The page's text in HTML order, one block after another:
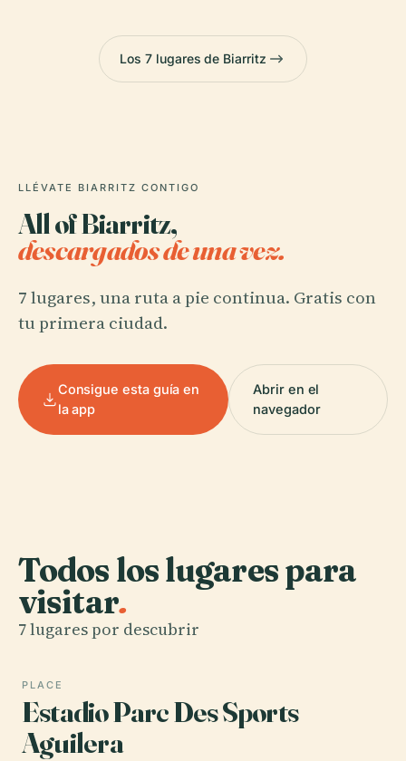
Los 7 lugares de Biarritz
LLÉVATE BIARRITZ CONTIGO
All of Biarritz,
descargados de una vez.
7 lugares, una ruta a pie continua. Gratis con
tu primera ciudad.
Consigue esta guía en
la app
Abrir en el
navegador
Todos los lugares para
visitar.
7 lugares por descubrir
PLACE
Estadio Parc Des Sports
Aguilera